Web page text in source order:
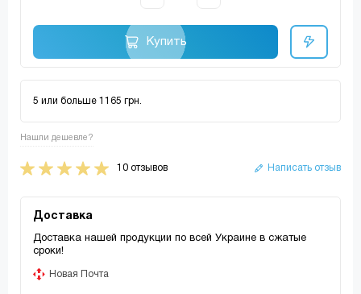
Купить
5 или больше 1165 грн.
Нашли дешевле?
10 отзывов Написать отзыв
Доставка
Доставка нашей продукции по всей Украине в сжатые
сроки!
Новая Почта